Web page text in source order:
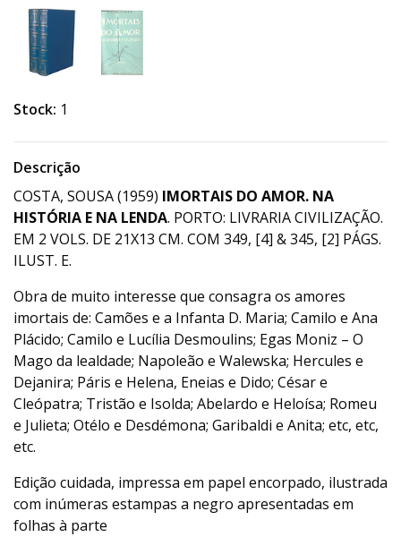
Stock: 1
Descrição
COSTA, SOUSA (1959) IMORTAIS DO AMOR. NA
HISTÓRIA E NA LENDA. PORTO: LIVRARIA CIVILIZAÇÃO.
EM 2 VOLS. DE 21X13 CM. COM 349, [4] & 345, [2] PÁGS.
ILUST. E.
Obra de muito interesse que consagra os amores
imortais de: Camões e a Infanta D. Maria; Camilo e Ana
Plácido; Camilo e Lucília Desmoulins; Egas Moniz – O
Mago da lealdade; Napoleão e Walewska; Hercules e
Dejanira; Páris e Helena, Eneias e Dido; César e
Cleópatra; Tristão e Isolda; Abelardo e Heloísa; Romeu
e Julieta; Otélo e Desdémona; Garibaldi e Anita; etc, etc,
etc.
Edição cuidada, impressa em papel encorpado, ilustrada
com inúmeras estampas a negro apresentadas em
folhas à parte